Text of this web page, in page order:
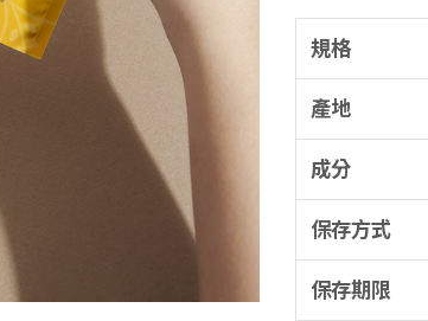
規格
產地
成分
保存方式
保存期限